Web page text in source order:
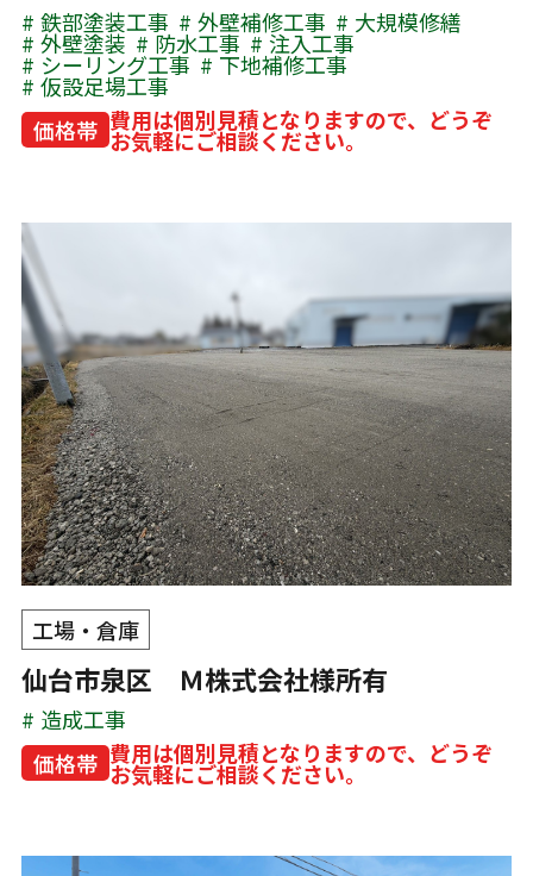
鉄部塗装工事 外壁補修工事 大規模修繕
外壁塗装 防水工事 注入工事
シーリング工事 下地補修工事
仮設足場工事
価格帯 費用は個別見積となりますので、どうぞ
お気軽にご相談ください。
工場・倉庫
仙台市泉区 Ｍ株式会社様所有
造成工事
価格帯 費用は個別見積となりますので、どうぞ
お気軽にご相談ください。